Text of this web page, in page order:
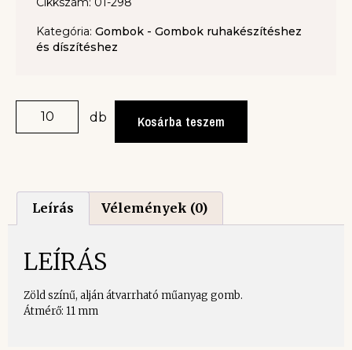
Kategória: Gombok - Gombok ruhakészítéshez
és díszítéshez
db Kosárba teszem
Leírás Vélemények (0)
LEÍRÁS
Zöld színű, alján átvarrható műanyag gomb.
Átmérő: 11 mm